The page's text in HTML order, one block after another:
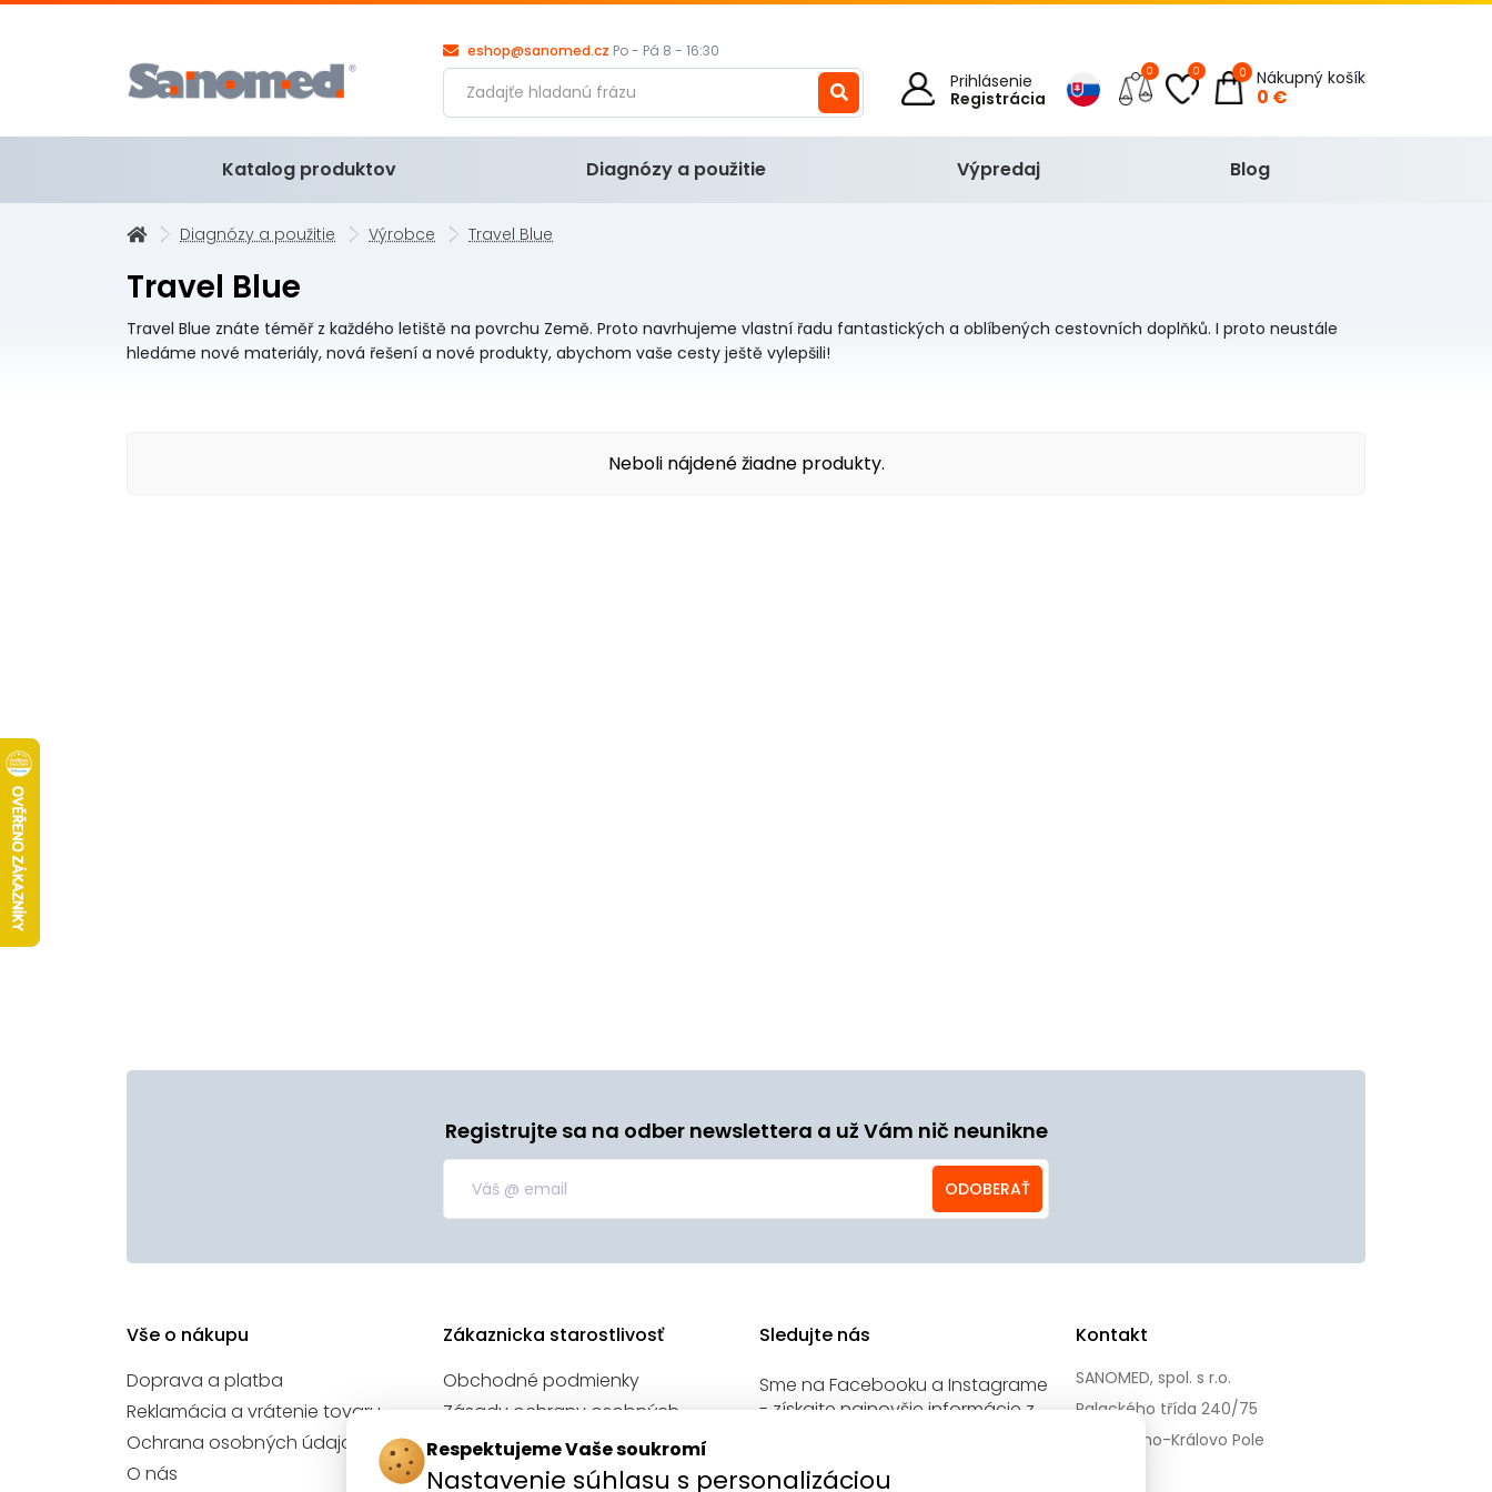
eshop@sanomed.cz Po - Pá 8 - 16:30
Prihlásenie
Registrácia
0 0 Nákupný košík
0 €
0
Katalog produktov Diagnózy a použitie Výpredaj Blog
Diagnózy a použitie Výrobce Travel Blue
Travel Blue
Travel Blue znáte téměř z každého letiště na povrchu Země. Proto navrhujeme vlastní řadu fantastických a oblíbených cestovních doplňků. I proto neustále
hledáme nové materiály, nová řešení a nové produkty, abychom vaše cesty ještě vylepšili!
Neboli nájdené žiadne produkty.
Registrujte sa na odber newslettera a už Vám nič neunikne
ODOBERAŤ
Vše o nákupu
Doprava a platba
Reklamácia a vrátenie tovaru
Ochrana osobných údajov
O nás
Zákaznicka starostlivosť
Obchodné podmienky
Zásady ochrany osobných
údajov
Nastavenie cookies
Sledujte nás
Sme na Facebooku a Instagrame
- získajte najnovšie informácie z
Kontakt
SANOMED, spol. s r.o.
Palackého třída 240/75
612 00 Brno-Královo Pole
Respektujeme Vaše soukromí
Nastavenie súhlasu s personalizáciou